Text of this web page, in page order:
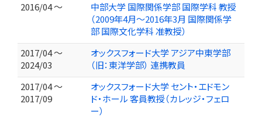
2016/04 ～
中部大学 国際関係学部 国際学科 教授
（2009年4月〜2016年3月 国際関係学
部 国際文化学科 准教授）
2017/04 ～
2024/03
オックスフォード大学 アジア中東学部
（旧：東洋学部） 連携教員
2017/04 ～
2017/09
オックスフォード大学 セント・エドモン
ド・ホール 客員教授（カレッジ・フェロ
ー）